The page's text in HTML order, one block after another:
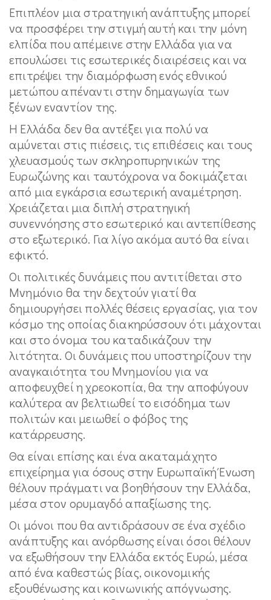
Επιπλέον μια στρατηγική ανάπτυξης μπορεί
να προσφέρει την στιγμή αυτή και την μόνη
ελπίδα που απέμεινε στην Ελλάδα για να
επουλώσει τις εσωτερικές διαιρέσεις και να
επιτρέψει την διαμόρφωση ενός εθνικού
μετώπου απέναντι στην δημαγωγία των
ξένων εναντίον της.
Η Ελλάδα δεν θα αντέξει για πολύ να
αμύνεται στις πιέσεις, τις επιθέσεις και τους
χλευασμούς των σκληροπυρηνικών της
Ευρωζώνης και ταυτόχρονα να δοκιμάζεται
από μια εγκάρσια εσωτερική αναμέτρηση.
Χρειάζεται μια διπλή στρατηγική
συνεννόησης στο εσωτερικό και αντεπίθεσης
στο εξωτερικό. Για λίγο ακόμα αυτό θα είναι
εφικτό.
Οι πολιτικές δυνάμεις που αντιτίθεται στο
Μνημόνιο θα την δεχτούν γιατί θα
δημιουργήσει πολλές θέσεις εργασίας, για τον
κόσμο της οποίας διακηρύσσουν ότι μάχονται
και στο όνομα του καταδικάζουν την
λιτότητα. Οι δυνάμεις που υποστηρίζουν την
αναγκαιότητα του Μνημονίου για να
αποφευχθεί η χρεοκοπία, θα την αποφύγουν
καλύτερα αν βελτιωθεί το εισόδημα των
πολιτών και μειωθεί ο φόβος της
κατάρρευσης.
Θα είναι επίσης και ένα ακαταμάχητο
επιχείρημα για όσους στην Ευρωπαϊκή Ένωση
θέλουν πράγματι να βοηθήσουν την Ελλάδα,
μέσα στον ορυμαγδό απαξίωσης της.
Οι μόνοι που θα αντιδράσουν σε ένα σχέδιο
ανάπτυξης και ανόρθωσης είναι όσοι θέλουν
να εξωθήσουν την Ελλάδα εκτός Ευρώ, μέσα
από ένα καθεστώς βίας, οικονομικής
εξουθένωσης και κοινωνικής απόγνωσης.